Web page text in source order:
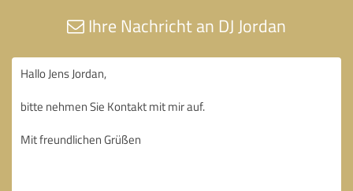
Ihre Nachricht an DJ Jordan